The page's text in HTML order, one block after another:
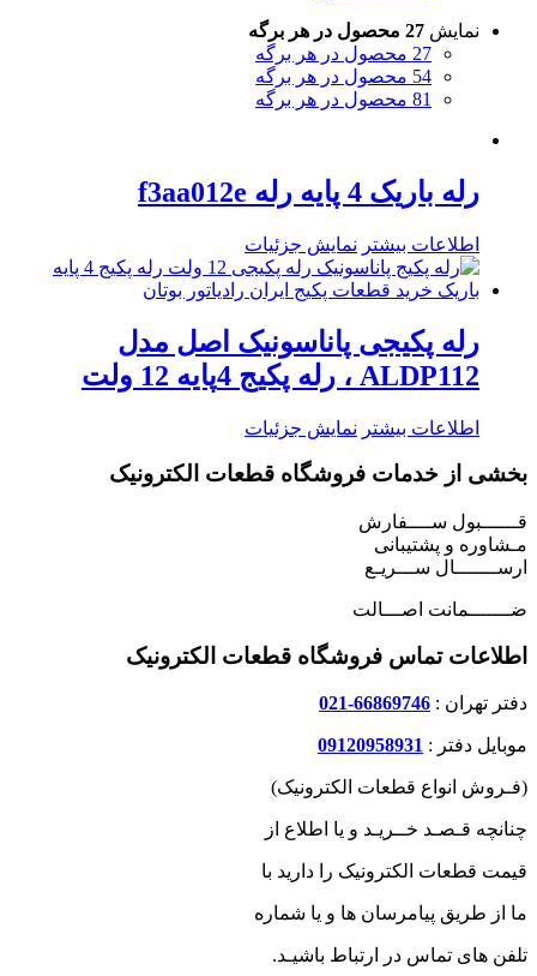
نمایش 27 محصول در هر برگه
27 محصول در هر برگه
54 محصول در هر برگه
81 محصول در هر برگه
رله باریک 4 پایه رله f3aa012e
اطلاعات بیشتر نمایش جزئیات
رله پکیجی پاناسونیک اصل مدل
ALDP112 ، رله پکیج 4پایه 12 ولت
اطلاعات بیشتر نمایش جزئیات
بخشی از خدمات فروشگاه قطعات الکترونیک
قــــــبول ســــفارش
مـشاوره و پشتیبانی
ارســـــــال ســـریـع
ضـــــــمانت اصـــالت
اطلاعات تماس فروشگاه قطعات الکترونیک
دفتر تهران : 66869746-021
موبایل دفتر : 09120958931
(فـروش انواع قطعات الکترونیک)
چنانچه قـصـد خــریـد و یا اطلاع از
قیمت قطعات الکترونیک را دارید با
ما از طریق پیامرسان ها و یا شماره
تلفن های تماس در ارتباط باشیـد.